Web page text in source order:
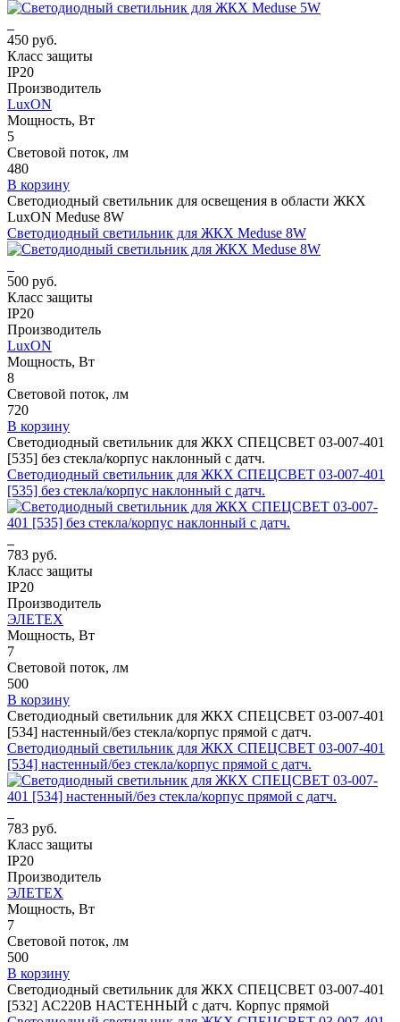
450 руб.
Класс защиты
IP20
Производитель
LuxON
Мощность, Вт
5
Световой поток, лм
480
В корзину
Светодиодный светильник для освещения в области ЖКХ
LuxON Meduse 8W
Светодиодный светильник для ЖКХ Meduse 8W
500 руб.
Класс защиты
IP20
Производитель
LuxON
Мощность, Вт
8
Световой поток, лм
720
В корзину
Светодиодный светильник для ЖКХ СПЕЦСВЕТ 03-007-401
[535] без стекла/корпус наклонный с датч.
Светодиодный светильник для ЖКХ СПЕЦСВЕТ 03-007-401
[535] без стекла/корпус наклонный с датч.
783 руб.
Класс защиты
IP20
Производитель
ЭЛЕТЕХ
Мощность, Вт
7
Световой поток, лм
500
В корзину
Светодиодный светильник для ЖКХ СПЕЦСВЕТ 03-007-401
[534] настенный/без стекла/корпус прямой с датч.
Светодиодный светильник для ЖКХ СПЕЦСВЕТ 03-007-401
[534] настенный/без стекла/корпус прямой с датч.
783 руб.
Класс защиты
IP20
Производитель
ЭЛЕТЕХ
Мощность, Вт
7
Световой поток, лм
500
В корзину
Светодиодный светильник для ЖКХ СПЕЦСВЕТ 03-007-401
[532] АС220В НАСТЕННЫЙ с датч. Корпус прямой